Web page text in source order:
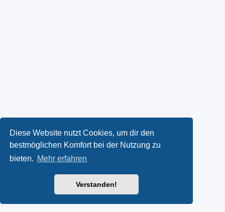
Diese Website nutzt Cookies, um dir den
bestmöglichen Komfort bei der Nutzung zu
bieten. Mehr erfahren
Verstanden!